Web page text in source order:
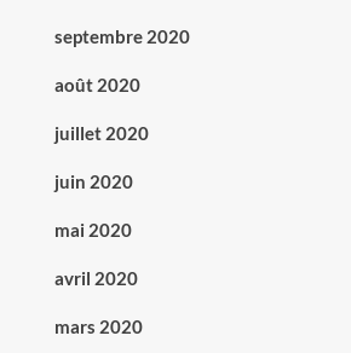
septembre 2020
août 2020
juillet 2020
juin 2020
mai 2020
avril 2020
mars 2020